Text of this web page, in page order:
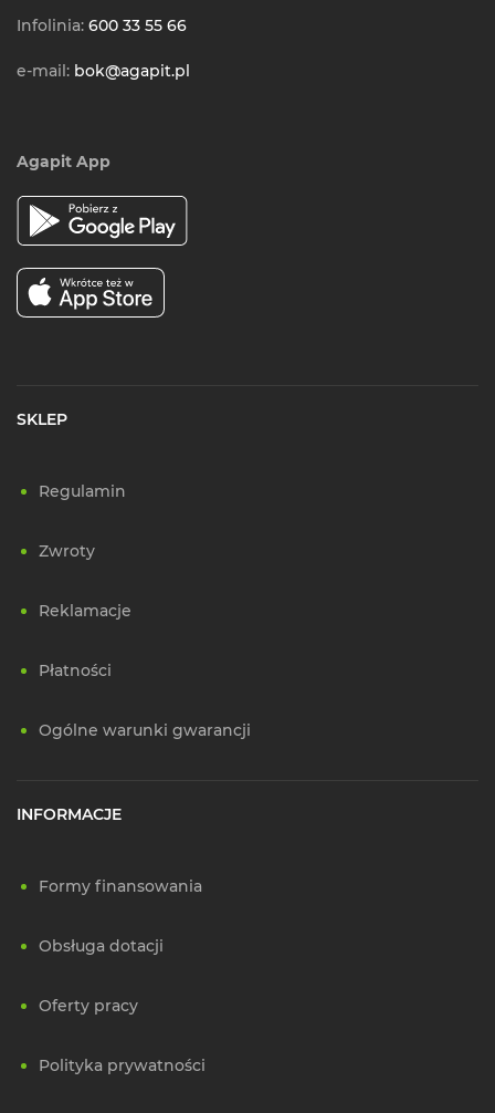
Infolinia: 600 33 55 66
e-mail: bok@agapit.pl
Agapit App
SKLEP
Regulamin
Zwroty
Reklamacje
Płatności
Ogólne warunki gwarancji
INFORMACJE
Formy finansowania
Obsługa dotacji
Oferty pracy
Polityka prywatności